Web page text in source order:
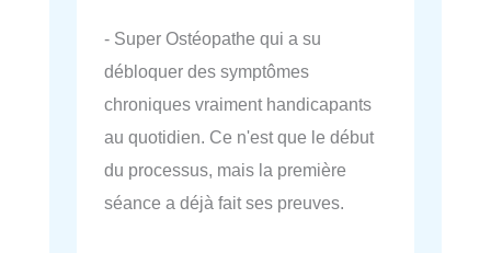
- Super Ostéopathe qui a su
débloquer des symptômes
chroniques vraiment handicapants
au quotidien. Ce n'est que le début
du processus, mais la première
séance a déjà fait ses preuves.